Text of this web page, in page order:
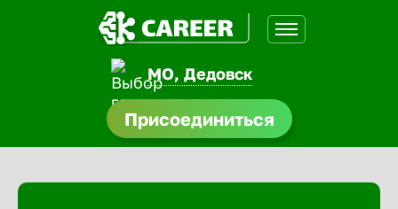
МО, Дедовск
Присоединиться